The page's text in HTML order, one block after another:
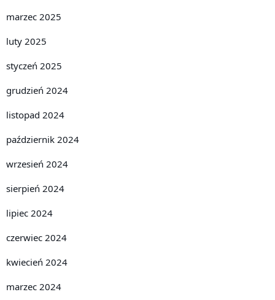
marzec 2025
luty 2025
styczeń 2025
grudzień 2024
listopad 2024
październik 2024
wrzesień 2024
sierpień 2024
lipiec 2024
czerwiec 2024
kwiecień 2024
marzec 2024